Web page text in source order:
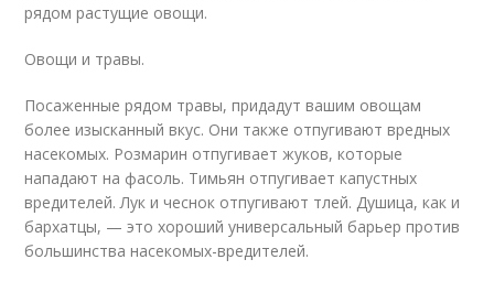
рядом растущие овощи.
Овощи и травы.
Посаженные рядом травы, придадут вашим овощам
более изысканный вкус. Они также отпугивают вредных
насекомых. Розмарин отпугивает жуков, которые
нападают на фасоль. Тимьян отпугивает капустных
вредителей. Лук и чеснок отпугивают тлей. Душица, как и
бархатцы, — это хороший универсальный барьер против
большинства насекомых-вредителей.